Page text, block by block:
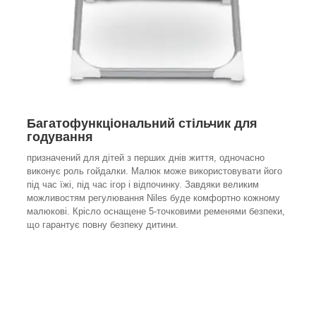
Багатофункціональний стільчик для
годування
призначений для дітей з перших днів життя, одночасно
виконує роль гойдалки. Малюк може використовувати його
під час їжі, під час ігор і відпочинку. Завдяки великим
можливостям регулювання Niles буде комфортно кожному
малюкові. Крісло оснащене 5-точковими ременями безпеки,
що гарантує повну безпеку дитини.